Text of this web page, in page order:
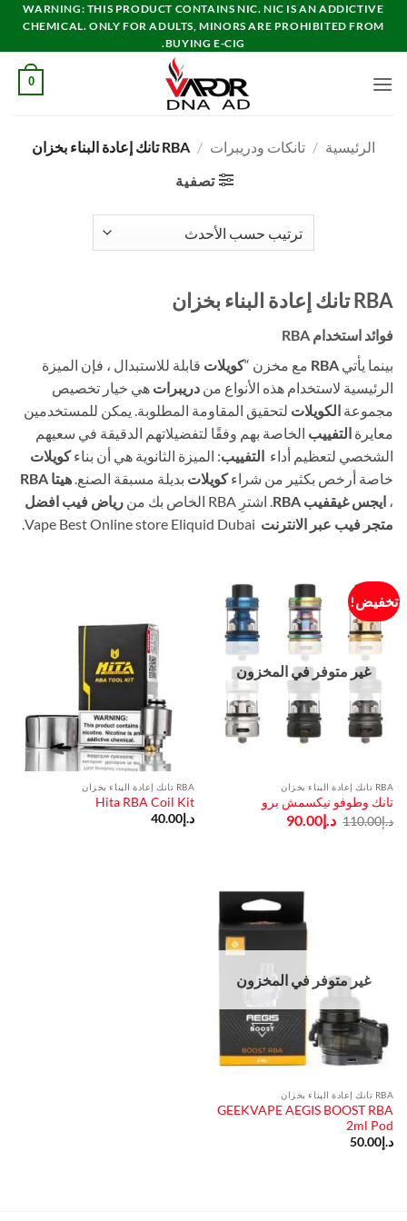
تخطي
للمحتوى
WARNING: THIS PRODUCT CONTAINS NIC. NIC IS AN ADDICTIVE
CHEMICAL. ONLY FOR ADULTS, MINORS ARE PROHIBITED FROM
BUYING E-CIG.
0
الرئيسية / تانكات ودريبرات /
تصفية
RBA تانك إعادة البناء بخزان
فوائد استخدام RBA
بينما يأتي RBA مع مخزن “كويلات قابلة للاستبدال ، فإن الميزة
الرئيسية لاستخدام هذه الأنواع من دريبرات هي خيار تخصيص
مجموعة الكويلات لتحقيق المقاومة المطلوبة. يمكن للمستخدمين
معايرة التفييب الخاصة بهم وفقًا لتفضيلاتهم الدقيقة في سعيهم
الشخصي لتعظيم أداء التفييب: الميزة الثانوية هي أن بناءكويلات
خاصة أرخص بكثير من شراءكويلات بديلة مسبقة الصنع.هيتا RBA
، ايجس غيقفيب RBA. اشترِ RBA الخاص بك من
رياض فيب افضل
متجر فيب عبر الانترنت
تخفيض!
غير متوفر في المخزون
RBA تانك إعادة البناء بخزان
تانك وطوفو نيكسمش برو
د.إ110.00 السعر
الأصلي
د.إ90.00السعر
RBA تانك إعادة البناء بخزان
Hita RBA Coil Kit
د.إ 40.00
غير متوفر في المخزون
RBA تانك إعادة البناء بخزان
GEEKVAPE AEGIS BOOST RBA
2ml Pod
د.إ 50.00